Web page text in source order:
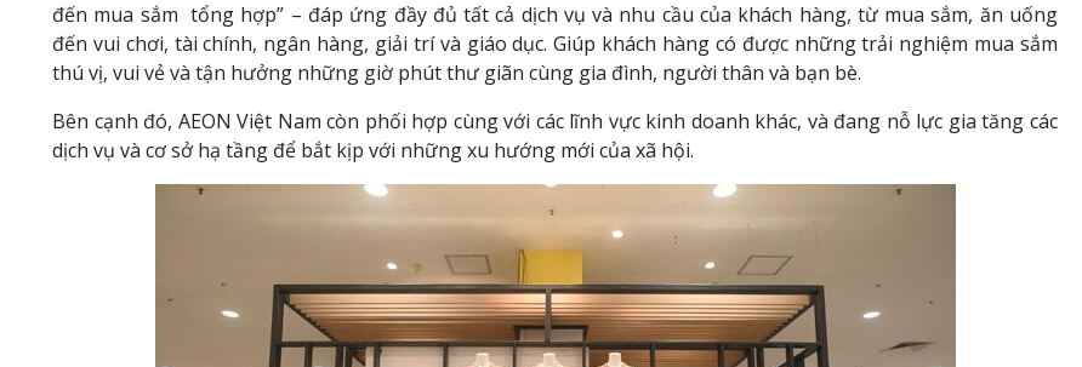
đến mua sắm tổng hợp” – đáp ứng đầy đủ tất cả dịch vụ và nhu cầu của khách hàng, từ mua sắm, ăn uống
đến vui chơi, tài chính, ngân hàng, giải trí và giáo dục. Giúp khách hàng có được những trải nghiệm mua sắm
thú vị, vui vẻ và tận hưởng những giờ phút thư giãn cùng gia đình, người thân và bạn bè.
Bên cạnh đó, AEON Việt Nam còn phối hợp cùng với các lĩnh vực kinh doanh khác, và đang nỗ lực gia tăng các
dịch vụ và cơ sở hạ tầng để bắt kịp với những xu hướng mới của xã hội.